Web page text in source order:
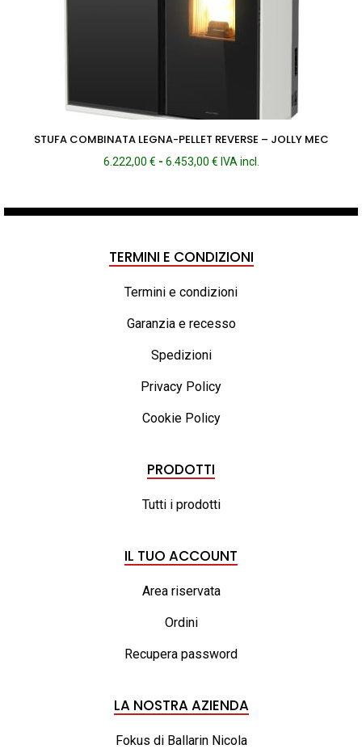
STUFA COMBINATA LEGNA-PELLET REVERSE – JOLLY MEC
6.222,00 € - 6.453,00 €Fascia
da
6.453,00 €
IVA incl.
TERMINI E CONDIZIONI
Termini e condizioni
Garanzia e recesso
Spedizioni
Privacy Policy
Cookie Policy
PRODOTTI
Tutti i prodotti
IL TUO ACCOUNT
Area riservata
Ordini
Recupera password
LA NOSTRA AZIENDA
Fokus di Ballarin Nicola